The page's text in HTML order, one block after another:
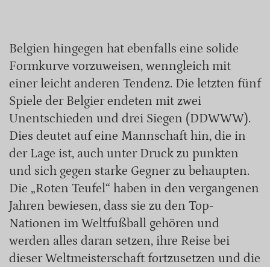
Belgien hingegen hat ebenfalls eine solide
Formkurve vorzuweisen, wenngleich mit
einer leicht anderen Tendenz. Die letzten fünf
Spiele der Belgier endeten mit zwei
Unentschieden und drei Siegen (DDWWW).
Dies deutet auf eine Mannschaft hin, die in
der Lage ist, auch unter Druck zu punkten
und sich gegen starke Gegner zu behaupten.
Die „Roten Teufel“ haben in den vergangenen
Jahren bewiesen, dass sie zu den Top-
Nationen im Weltfußball gehören und
werden alles daran setzen, ihre Reise bei
dieser Weltmeisterschaft fortzusetzen und die